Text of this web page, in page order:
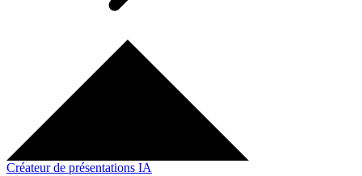
Créateur de présentations IA